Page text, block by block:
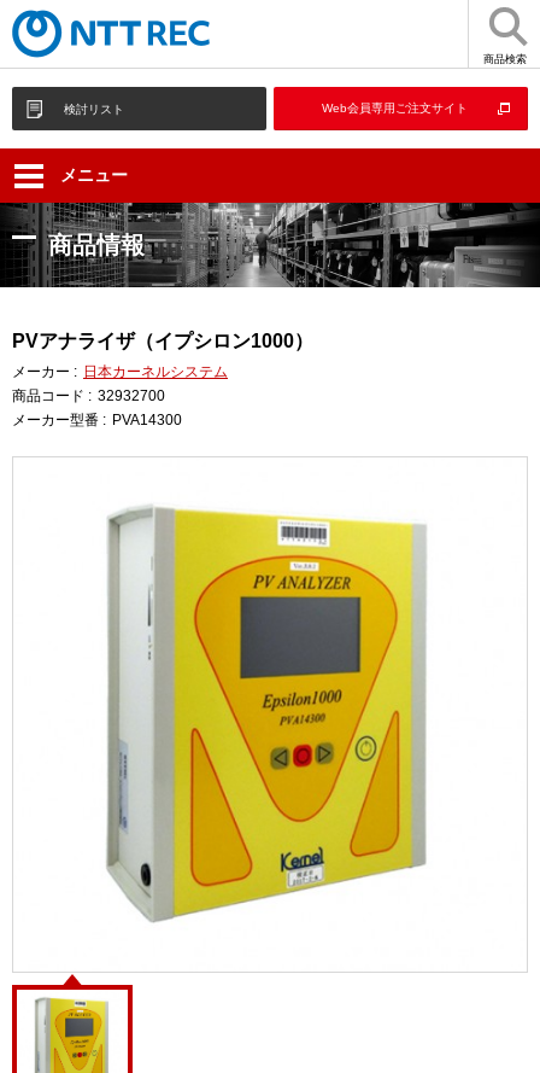
商品検索
検討リスト Web会員専用ご注文サイト
メニュー
商品情報
PVアナライザ（イプシロン1000）
メーカー : 日本カーネルシステム
商品コード : 32932700
メーカー型番 : PVA14300